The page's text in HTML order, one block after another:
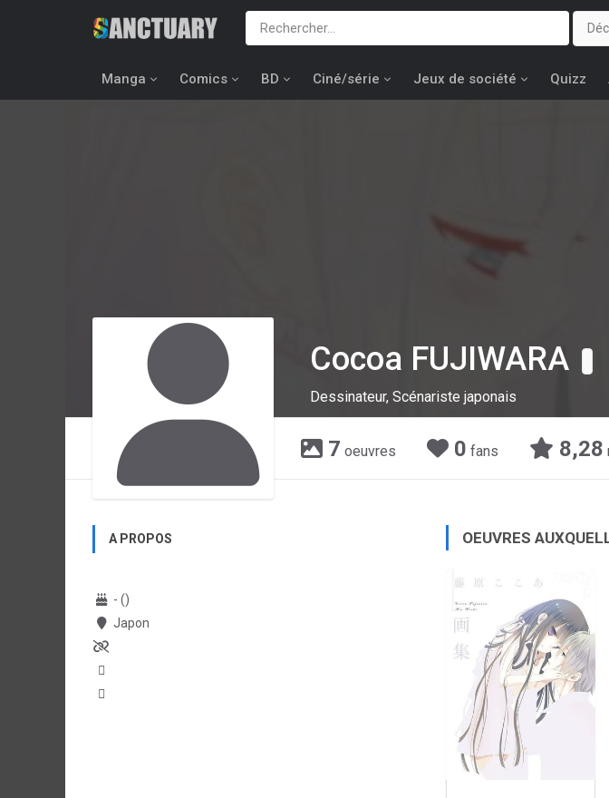
Manga Comics BD Ciné/série Jeux de société Quizz
Cocoa FUJIWARA
Dessinateur, Scénariste japonais
7 oeuvres 0 fans 8,28
A PROPOS
- ()
Japon
OEUVRES